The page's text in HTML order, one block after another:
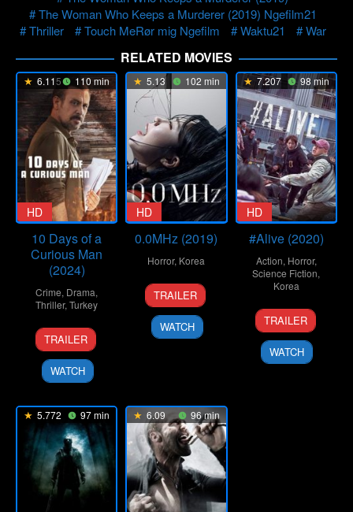
The Woman Who Keeps a Murderer (2019) Ngefilm21
Thriller
Touch MeRør mig Ngefilm Waktu21 War
RELATED MOVIES
6.115 110 min
HD
10 Days of a
Curious Man
(2024)
Crime, Drama,
Thriller,Turkey
6
Nov
2024
Uluç
Bayraktar
TRAILER
WATCH
5.13 102 min
HD
0.0MHz (2019)
Horror, Korea
29
May
2019
Yoo
Sun-
dong
TRAILER
WATCH
7.207 98 min
HD
#Alive (2020)
Action, Horror,
Science Fiction,
Korea
24
Jun
2020
Cho
Il
TRAILER
WATCH
5.772 97 min 6.09 96 min